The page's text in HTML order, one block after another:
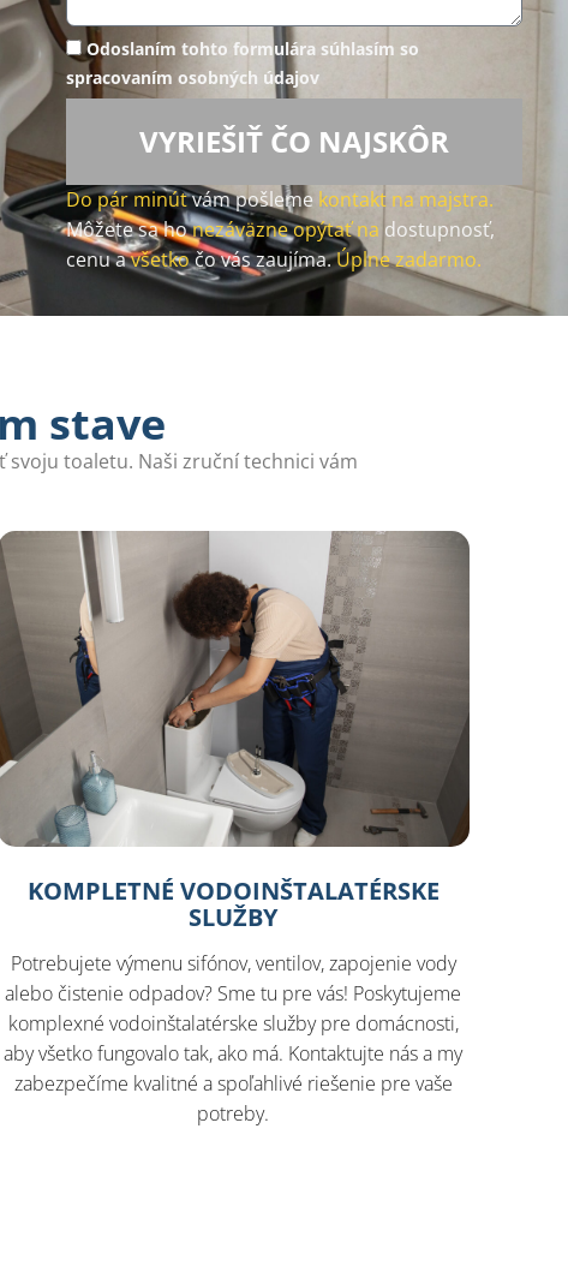
Odoslaním tohto formulára súhlasím so
spracovaním osobných údajov
VYRIEŠIŤ ČO NAJSKÔR
Do pár minútvám pošleme kontakt na majstra.
Môžete sa honezáväzne opýtať na dostupnosť,
cenu avšetkočo vás zaujíma.Úplne zadarmo.
stave
toaletu. Naši zruční technici vám
KOMPLETNÉ VODOINŠTALATÉRSKE
SLUŽBY
Potrebujete výmenu sifónov, ventilov, zapojenie vody
alebo čistenie odpadov? Sme tu pre vás! Poskytujeme
komplexné vodoinštalatérske služby pre domácnosti,
aby všetko fungovalo tak, ako má. Kontaktujte nás a my
zabezpečíme kvalitné a spoľahlivé riešenie pre vaše
potreby.